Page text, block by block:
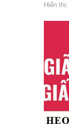
Hiển